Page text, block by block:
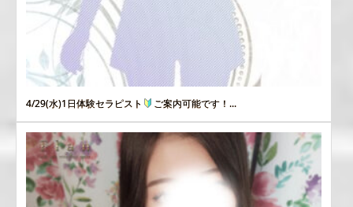
4/29(水)1日体験セラピスト ご案内可能です！...